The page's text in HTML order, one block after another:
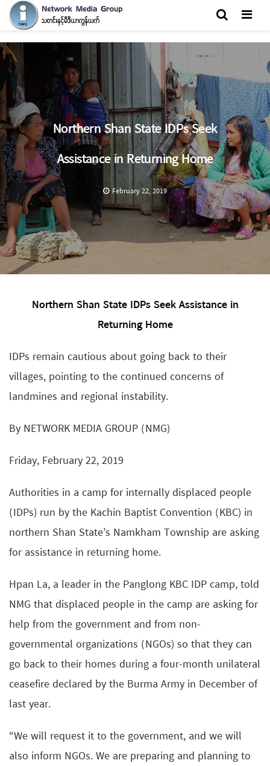
Northern Shan State IDPs Seek
Assistance in Returning Home
February 22, 2019
Northern Shan State IDPs Seek Assistance in
Returning Home
IDPs remain cautious about going back to their
villages, pointing to the continued concerns of
landmines and regional instability.
By NETWORK MEDIA GROUP (NMG)
Friday, February 22, 2019
Authorities in a camp for internally displaced people
(IDPs) run by the Kachin Baptist Convention (KBC) in
northern Shan State’s Namkham Township are asking
for assistance in returning home.
Hpan La, a leader in the Panglong KBC IDP camp, told
NMG that displaced people in the camp are asking for
help from the government and from non-
governmental organizations (NGOs) so that they can
go back to their homes during a four-month unilateral
ceasefire declared by the Burma Army in December of
last year.
“We will request it to the government, and we will
also inform NGOs. We are preparing and planning to